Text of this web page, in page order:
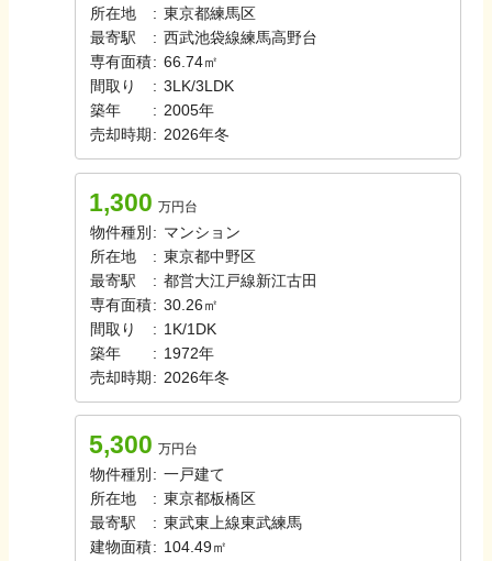
所在地
: 東京都練馬区
最寄駅
: 西武池袋線練馬高野台
専有面積: 66.74㎡
間取り
: 3LK/3LDK
築年
: 2005年
売却時期 : 2026年冬
1,300 万円台
物件種別 : マンション
所在地
: 東京都中野区
最寄駅
: 都営大江戸線新江古田
専有面積: 30.26㎡
間取り
: 1K/1DK
築年
: 1972年
売却時期 : 2026年冬
5,300 万円台
物件種別 : 一戸建て
所在地
: 東京都板橋区
最寄駅
: 東武東上線東武練馬
建物面積: 104.49㎡